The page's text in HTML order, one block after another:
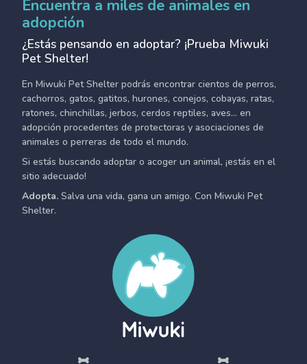
Encuentra a miles de animales en
adopción
¿Estás pensando en adoptar? ¡Prueba Miwuki
Pet Shelter!
En Miwuki Pet Shelter podrás encontrar cientos de perros,
cachorros, gatos, gatitos, hurones, conejos, cobayas, ratas,
ratones, chinchillas, jerbos, cerdos reptiles, aves... en
adopción procedentes de protectoras y asociaciones de
animales o perreras de todo el mundo.
Si estás buscando adoptar o acoger un animal, ¡estás en el
sitio adecuado!
Adopta. Salva una vida, gana un amigo. Con Miwuki Pet
Shelter.